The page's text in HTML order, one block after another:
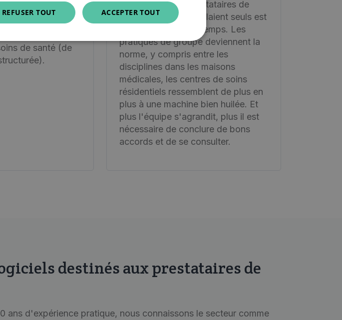
de santé (de
L'époque où les prestataires de
soins de santé travaillaient seuls est
révolue depuis longtemps. Les
pratiques de groupe deviennent la
norme, y compris entre les
disciplines dans les maisons
médicales, les centres de soins
résidentiels ressemblent de plus en
plus à une machine bien huilée. Et
plus l'équipe s'agrandit, plus il est
nécessaire de conclure de bons
accords et de se consulter.
destinés aux prestataires de
d'expérience pratique, nous connaissons le secteur comme
ACCEPTER TOUT
REFUSER TOUT